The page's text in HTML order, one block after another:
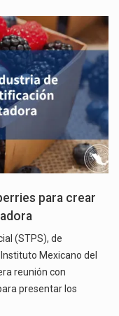
para crear
(STPS), de
Mexicano del
reunión con
presentar los